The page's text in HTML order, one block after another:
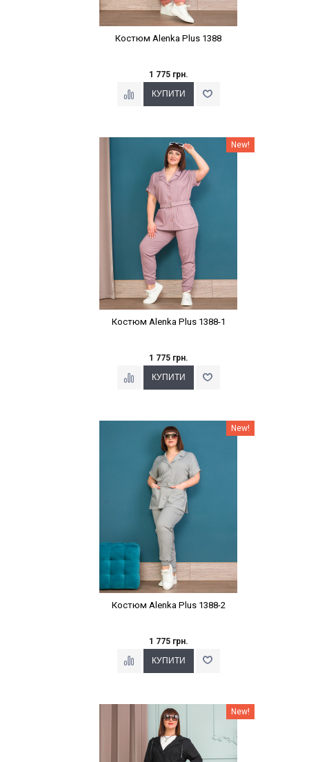
Костюм Alenka Plus 1388
1 775 грн.
Наклейки Варіант з % New!
Костюм Alenka Plus 1388-1
1 775 грн.
Наклейки Варіант з % New!
Костюм Alenka Plus 1388-2
1 775 грн.
Наклейки Варіант з % New!